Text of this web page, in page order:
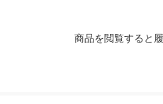
商品を閲覧すると